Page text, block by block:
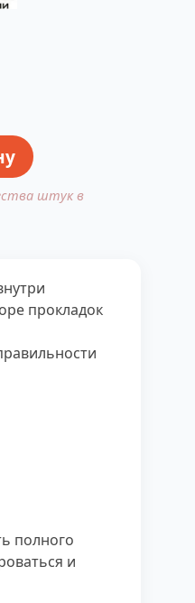
штук в
прокладок
полного
и